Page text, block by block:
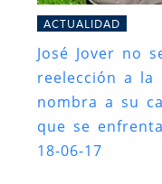
ACTUALIDAD
José Jover no
reelección a la
nombra a su
que se
18-06-17